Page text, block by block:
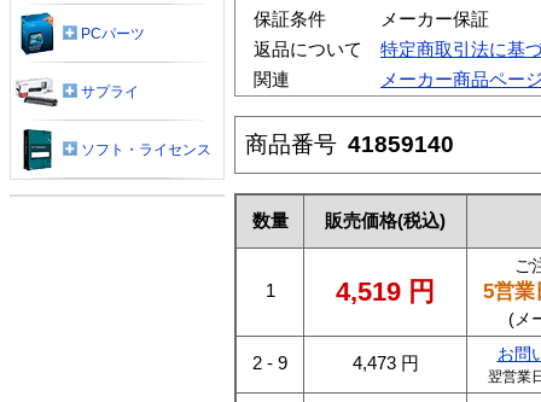
保証条件
メーカー保証
返品について
特定商取引法に基
関連
メーカー商品ペー
商品番号 41859140
数量 販売価格(税込)
1 4,519 円
ご
5営業
(メ
2 - 9 4,473 円 お問
翌営業
PCパーツ
サプライ
ソフト・ライセンス